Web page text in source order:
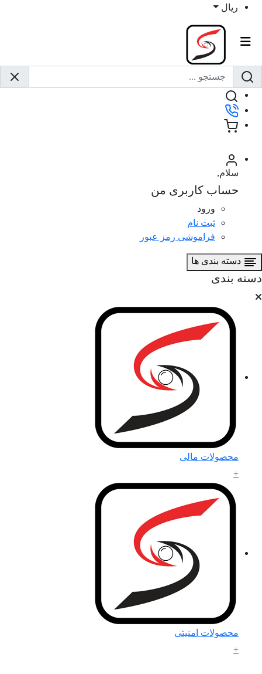
ریال
سلام,
حساب کاربری من
ورود
ثبت نام
فراموشی رمز عبور
دسته بندی ها
بندی
محصولات مالی
محصولات امنیتی